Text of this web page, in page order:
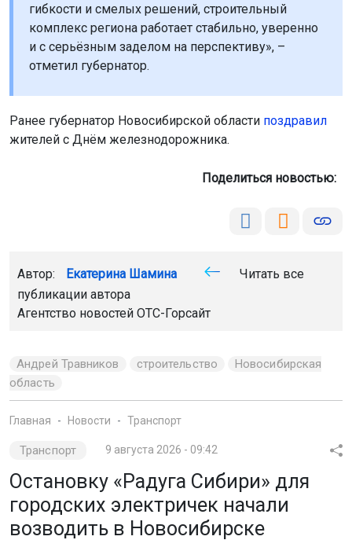
гибкости и смелых решений, строительный
комплекс региона работает стабильно, уверенно
и с серьёзным заделом на перспективу», –
отметил губернатор.
Ранее губернатор Новосибирской области поздравил
жителей с Днём железнодорожника.
Поделиться новостью:
Автор: Екатерина Шамина
Читать все
публикации автора
Агентство новостей ОТС-Горсайт
Андрей Травников строительство
Новосибирская
область
Главная Новости Транспорт
Транспорт 9 августа 2026 - 09:42
Остановку «Радуга Сибири» для
городских электричек начали
возводить в Новосибирске